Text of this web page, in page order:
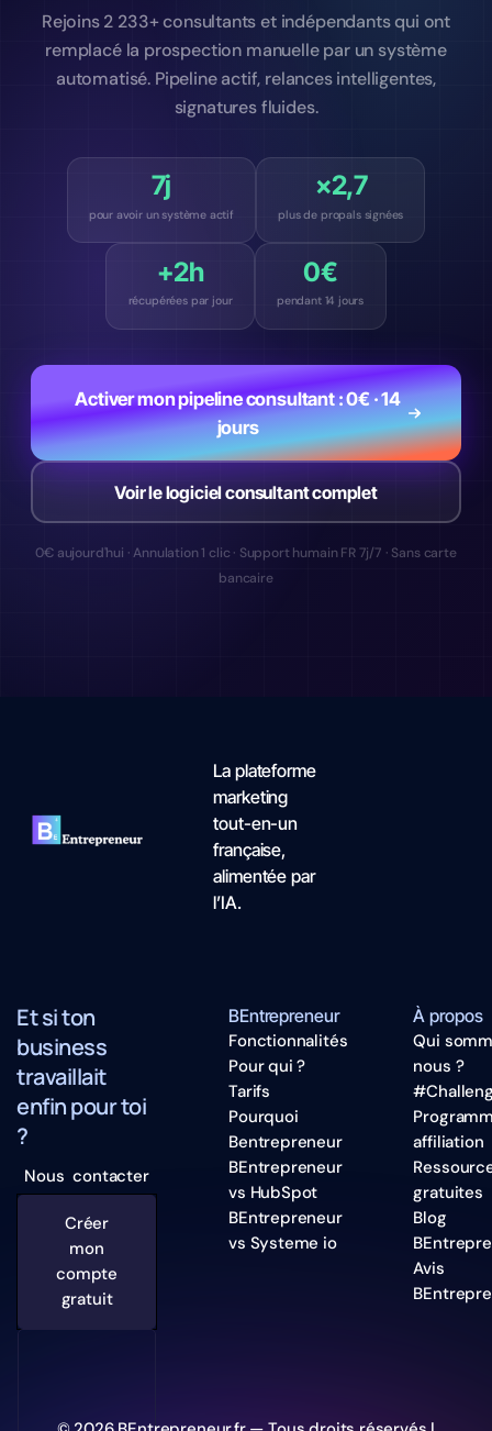
Rejoins 2 233+ consultants et indépendants qui ont
remplacé la prospection manuelle par un système
automatisé. Pipeline actif, relances intelligentes,
signatures fluides.
7j
pour avoir un système actif
×2,7
plus de propals signées
+2h
récupérées par jour
0€
pendant 14 jours
Activer mon pipeline consultant : 0€ · 14
jours
Voir le logiciel consultant complet
0€ aujourd'hui · Annulation 1 clic · Support humain FR 7j/7 · Sans carte
bancaire
La plateforme
marketing
tout-en-un
française,
alimentée par
l’IA.
Et si ton
business
travaillait
enfin pour toi
?
Nous contacter
Créer
mon
compte
gratuit
BEntrepreneur
Fonctionnalités
Pour qui ?
Tarifs
Pourquoi
Bentrepreneur
BEntrepreneur
vs HubSpot
BEntrepreneur
vs Systeme io
À propos
Qui
nous ?
affiliation
gratuites
Blog
Avis